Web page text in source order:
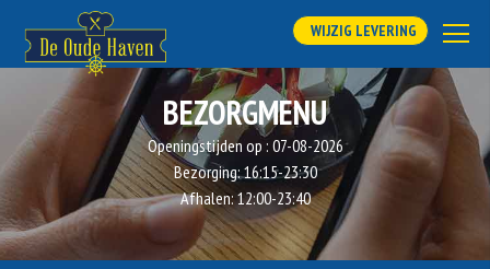
WIJZIG LEVERING
BEZORGMENU
Openingstijden op : 07-08-2026
Bezorging:16:15-23:30
Afhalen:12:00-23:40